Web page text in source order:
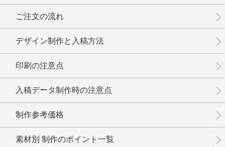
ご注文の流れ
デザイン制作と入稿方法
印刷の注意点
入稿データ制作時の注意点
制作参考価格
素材別 制作のポイント一覧